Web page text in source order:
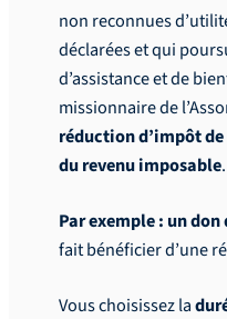
non reconnues
déclarées et qui
d’assistance et de
missionnaire de
réduction d’impôt de
du revenu imposable.
Par exemple : un don
fait bénéficier d’une
Vous choisissez la